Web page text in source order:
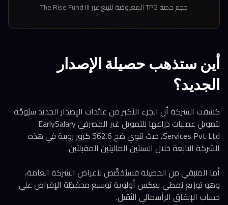
حجم حصة TPG المعروضة للبيع عبر The Rise Fund III
أين ستذهب حصيلة الإصدار
الجديد؟
كشفت الشركة أن الجزء الأكبر من عائدات الإصدار الجديد سيُوجَّه
لتمويل عمليات ذراعها للتمويل غير المصرفي EarlySalary
Services Pvt Ltd، حيث تنوي ضخ 562.6 كرور روبية في هذه
الشركة التابعة خلال السنتين الماليتين المقبلتين.
أما المتبقي من الحصيلة فسيُخصَّص لأغراض الشركة العامة،
وهو توزيع نمطي يعكس أولوية توسيع محفظة الإقراض على
حساب الإنفاق الرأسمالي الثقيل.